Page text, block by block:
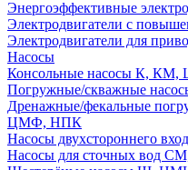
Энергоэффективные
Электродвигатели с
Электродвигатели для
Насосы
Консольные насосы К,
Погружные/скважные
Дренажные/фекальные
ЦМФ, НПК
Насосы двухстороннего
Насосы для сточных вод